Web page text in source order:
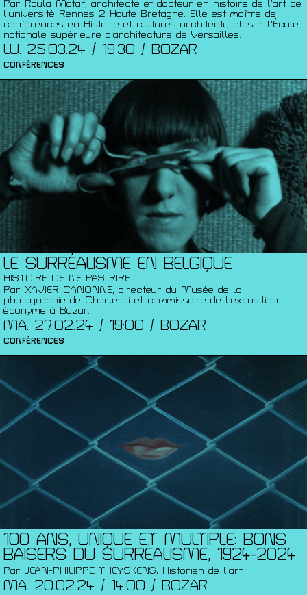
Par Roula Matar, architecte et docteur en histoire de l’art de
l’université Rennes 2 Haute Bretagne. Elle est maître de
conférences en Histoire et cultures architecturales à l’École
nationale supérieure d’architecture de Versailles.
LU. 25.03.24 / 19:30 / BOZAR
CONFÉRENCES
LE SURRÉALISME EN BELGIQUE
HISTOIRE DE NE PAS RIRE.
Par XAVIER CANONNE, directeur du Musée de la
photographie de Charleroi et commissaire de l’exposition
éponyme à Bozar.
MA. 27.02.24 / 19:00 / BOZAR
CONFÉRENCES
100 ANS, UNIQUE ET MULTIPLE: BONS
BAISERS DU SURRÉALISME, 1924-2024
Par JEAN-PHILIPPE THEYSKENS, Historien de l’art.
MA. 20.02.24 / 14:00 / BOZAR